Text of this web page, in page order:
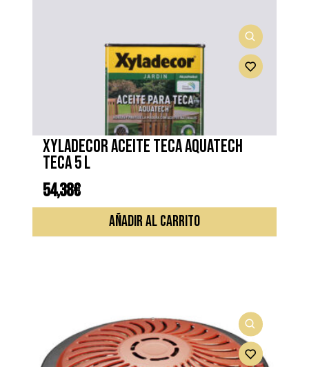
XYLADECOR ACEITE TECA AQUATECH
TECA 5 L
54,38€
AÑADIR AL CARRITO